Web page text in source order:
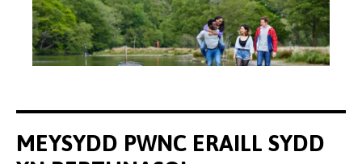
MEYSYDD PWNC ERAILL SYDD